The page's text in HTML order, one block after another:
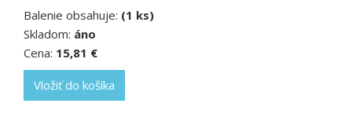
Balenie obsahuje: (1 ks)
Skladom: áno
Cena: 15,81 €
Vložiť do košíka